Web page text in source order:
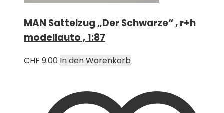
MAN Sattelzug „Der Schwarze“ , r+h
modellauto , 1:87
CHF 9.00 In den Warenkorb